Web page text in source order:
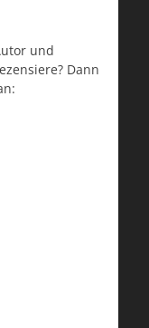
und
Dann